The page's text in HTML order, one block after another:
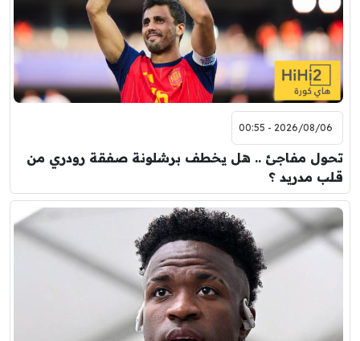
2026/08/06 - 00:55
تحول مفاجئ .. هل يخطف برشلونة صفقة رودري من
قلب مدريد ؟